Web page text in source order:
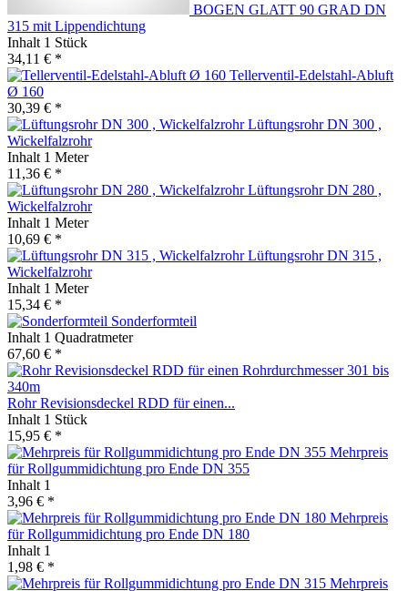
BOGEN GLATT 90 GRAD DN
315 mit Lippendichtung
Inhalt 1 Stück
34,11 € *
Tellerventil-Edelstahl-Abluft
Ø 160
30,39 € *
Lüftungsrohr DN 300 ,
Wickelfalzrohr
Inhalt 1 Meter
11,36 € *
Lüftungsrohr DN 280 ,
Wickelfalzrohr
Inhalt 1 Meter
10,69 € *
Lüftungsrohr DN 315 ,
Wickelfalzrohr
Inhalt 1 Meter
15,34 € *
Sonderformteil
Inhalt 1 Quadratmeter
67,60 € *
Rohr Revisionsdeckel RDD für einen...
Inhalt 1 Stück
15,95 € *
Mehrpreis
für Rollgummidichtung pro Ende DN 355
Inhalt 1
3,96 € *
Mehrpreis
für Rollgummidichtung pro Ende DN 180
Inhalt 1
1,98 € *
Mehrpreis